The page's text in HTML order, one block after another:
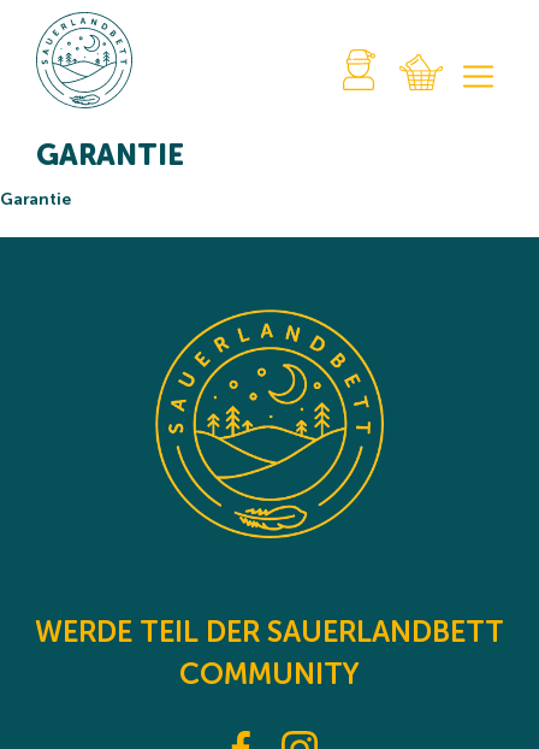
GARANTIE
Garantie
WERDE TEIL DER SAUERLANDBETT
COMMUNITY